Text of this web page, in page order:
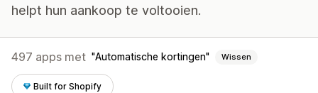
helpt hun aankoop te voltooien.
497 apps met Automatische kortingen Wissen
Built for Shopify